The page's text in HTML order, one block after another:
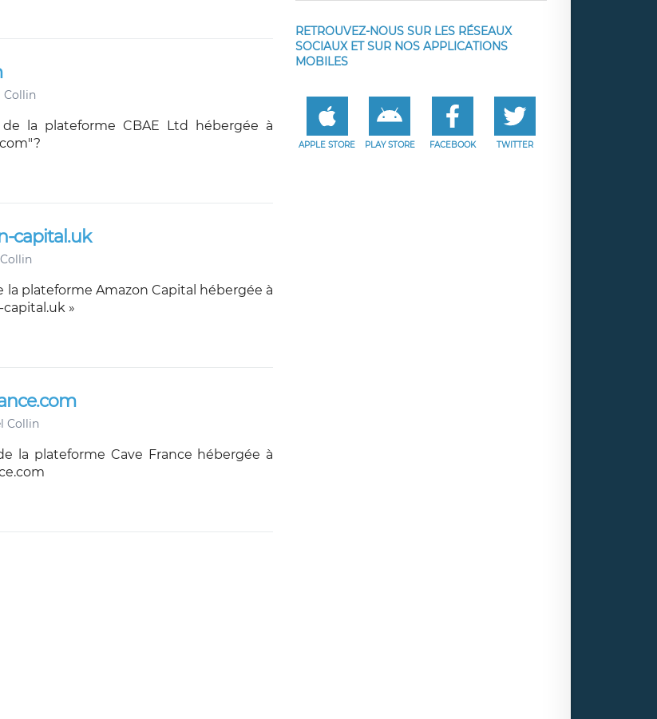
Collin
la plateforme CBAE Ltd hébergée à
capital.uk
la plateforme Amazon Capital hébergée à
capital.uk »
Collin
la plateforme Cave France hébergée à
RETROUVEZ-NOUS SUR LES RÉSEAUX
SOCIAUX ET SUR NOS APPLICATIONS
MOBILES
APPLE STORE PLAY STORE FACEBOOK TWITTER